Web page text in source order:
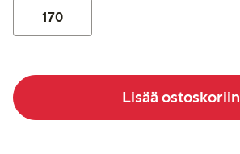
170
Lisää ostoskoriin